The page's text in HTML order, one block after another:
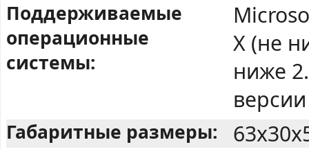
Поддерживаемые
операционные
системы:
X (не
ниже
Габаритные размеры: